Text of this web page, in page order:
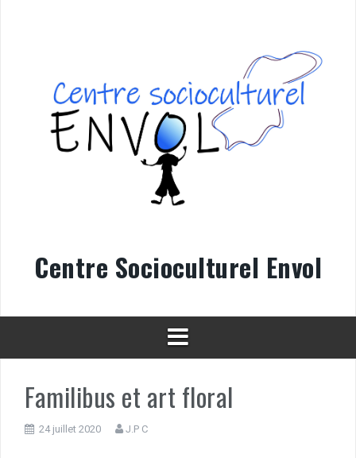
Centre Socioculturel Envol
Familibus et art floral
24 juillet 2020 J.P C